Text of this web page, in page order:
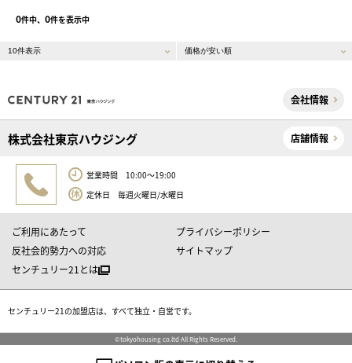
0件中、 0件を表示中
会社情報
株式会社東京ハウジング 店舗情報
営業時間 10:00～19:00
定休日 毎週火曜日/水曜日
ご利用にあたって
プライバシーポリシー
反社会的勢力への対応
サイトマップ
センチュリー21とは
センチュリー21の加盟店は、すべて独立・自営です。
©tokyohousing co.ltd All Rights Reserved.